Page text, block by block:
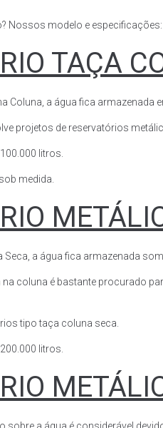
Nossos modelo e especificações:
TAÇA
Coluna, a água fica armazenada
projetos de reservatórios
litros.
medida.
a água fica armazenada
coluna é bastante procurado
tipo taça coluna seca.
litros.